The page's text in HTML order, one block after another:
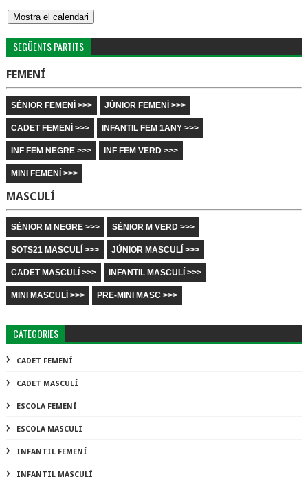
SEGÜENTS PARTITS
FEMENÍ
SÈNIOR FEMENÍ >>> JÚNIOR FEMENÍ >>>
CADET FEMENÍ >>> INFANTIL FEM 1ANY >>>
INF FEM NEGRE >>> INF FEM VERD >>>
MINI FEMENÍ >>>
MASCULÍ
SÈNIOR M NEGRE >>> SÈNIOR M VERD >>>
SOTS21 MASCULÍ >>> JÚNIOR MASCULÍ >>>
CADET MASCULÍ >>> INFANTIL MASCULÍ >>>
MINI MASCULÍ >>> PRE-MINI MASC >>>
CATEGORIES
CADET FEMENÍ
CADET MASCULÍ
ESCOLA FEMENÍ
ESCOLA MASCULÍ
INFANTIL FEMENÍ
INFANTIL MASCULÍ